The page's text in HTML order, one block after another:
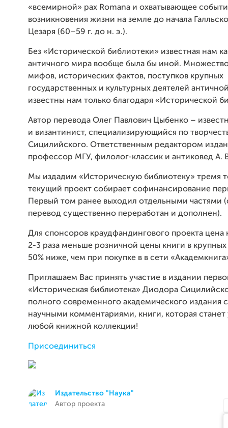
«всемирной» pax Romana и охватывающее
возникновения жизни на земле до начала
Цезаря (60–59 г. до н. э.).
Без «Исторической библиотеки» известная нам
античного мира вообще была бы иной.
мифов, исторических фактов, поступков крупных
государственных и культурных деятелей
известны нам только благодаря «Исторической
Автор перевода Олег Павлович Цыбенко –
и византинист, специализирующийся по
Сицилийского. Ответственным редактором
профессор МГУ, филолог-классик и антиковед А.
Мы издадим «Историческую библиотеку» тремя
текущий проект собирает софинансирование
Первый том ранее выходил отдельными частями
перевод существенно переработан и дополнен).
Для спонсоров краудфандингового проекта цена
2-3 раза меньше розничной цены книги в крупных
50% ниже, чем при покупке в в сети
Приглашаем Вас принять участие в издании
«Историческая библиотека» Диодора
полного современного академического издания
научными комментариями, книги, которая
любой книжной коллекции!
Присоединиться
Издательство "Наука"
Автор проекта